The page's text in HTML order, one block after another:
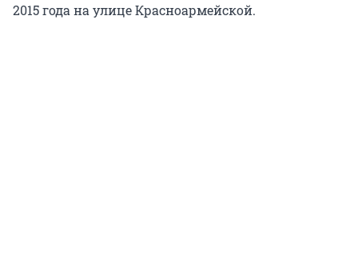
2015 года на улице Красноармейской.